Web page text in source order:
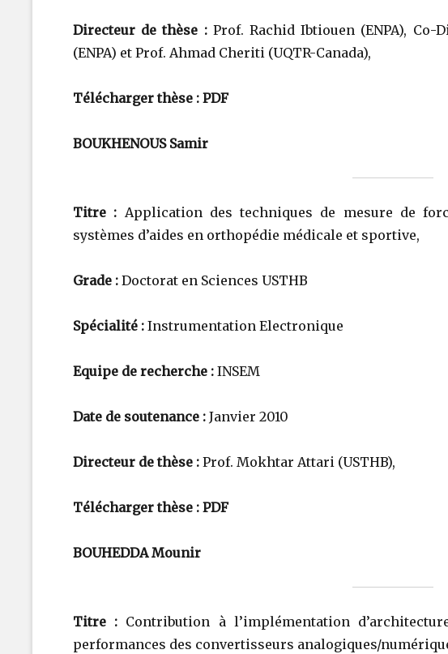
Directeur de thèse :Prof. Rachid Ibtiouen (ENPA), Co-
(ENPA) et Prof. Ahmad Cheriti (UQTR-Canada),
Télécharger thèse : PDF
BOUKHENOUS Samir
Titre : Application des techniques de mesure de
systèmes d’aides en orthopédie médicale et sportive,
Grade : Doctorat en Sciences USTHB
Spécialité : Instrumentation Electronique
Equipe de recherche : INSEM
Date de soutenance : Janvier 2010
Directeur de thèse : Prof. Mokhtar Attari (USTHB),
Télécharger thèse : PDF
BOUHEDDA Mounir
Titre : Contribution à l’implémentation
performances des convertisseurs analogiques/